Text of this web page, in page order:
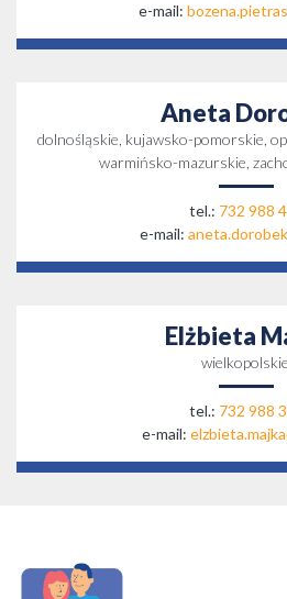
e-mail:
Aneta
dolnośląskie, kujawsko-pomorskie,
warmińsko-mazurskie,
tel.: 732 988
e-mail:
Elżbieta
wielkopolskie,
tel.: 732 988
e-mail: